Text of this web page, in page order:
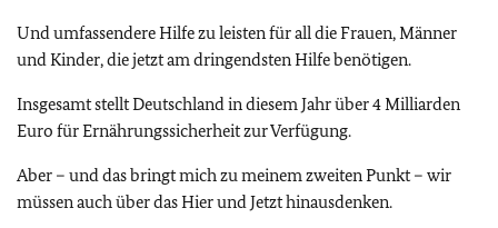
Und umfassendere Hilfe zu leisten für all die Frauen, Männer
und Kinder, die jetzt am dringendsten Hilfe benötigen.
Insgesamt stellt Deutschland in diesem Jahr über 4 Milliarden
Euro für Ernährungssicherheit zur Verfügung.
Aber – und das bringt mich zu meinem zweiten Punkt – wir
müssen auch über das Hier und Jetzt hinausdenken.